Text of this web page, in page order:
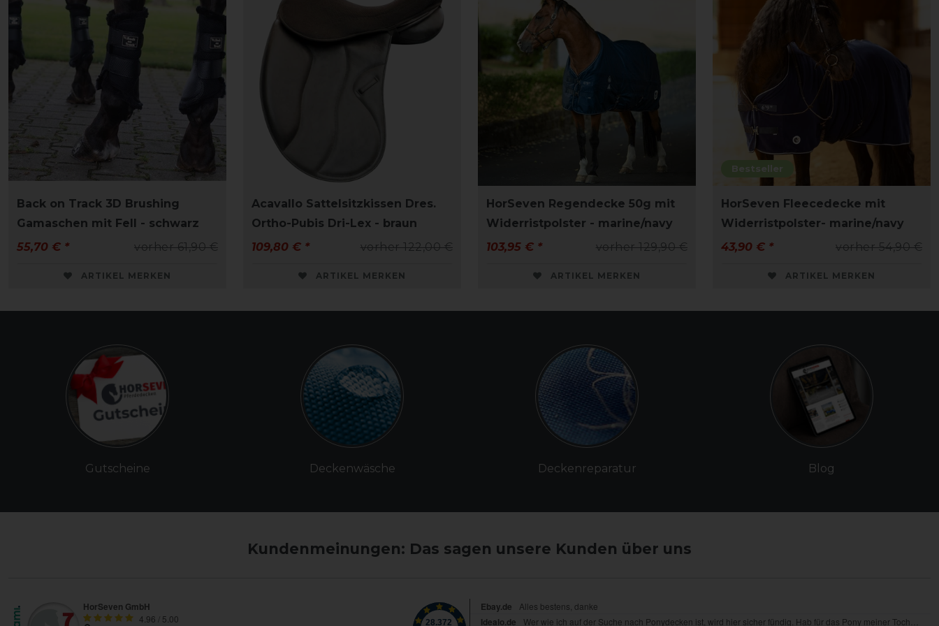
Back on Track 3D Brushing
Gamaschen mit Fell - schwarz
vorher 61,90 €
55,70 € *
ARTIKEL MERKEN
Acavallo Sattelsitzkissen Dres.
Ortho-Pubis Dri-Lex - braun
vorher 122,00 €
109,80 € *
ARTIKEL MERKEN
HorSeven Regendecke 50g mit
Widerristpolster - marine/navy
vorher 129,90 €
103,95 € *
ARTIKEL MERKEN
Bestseller
HorSeven Fleecedecke mit
Widerristpolster- marine/navy
vorher 54,90 €
43,90 € *
ARTIKEL MERKEN
Gutscheine Deckenwäsche Deckenreparatur Blog
Kundenmeinungen: Das sagen unsere Kunden über uns